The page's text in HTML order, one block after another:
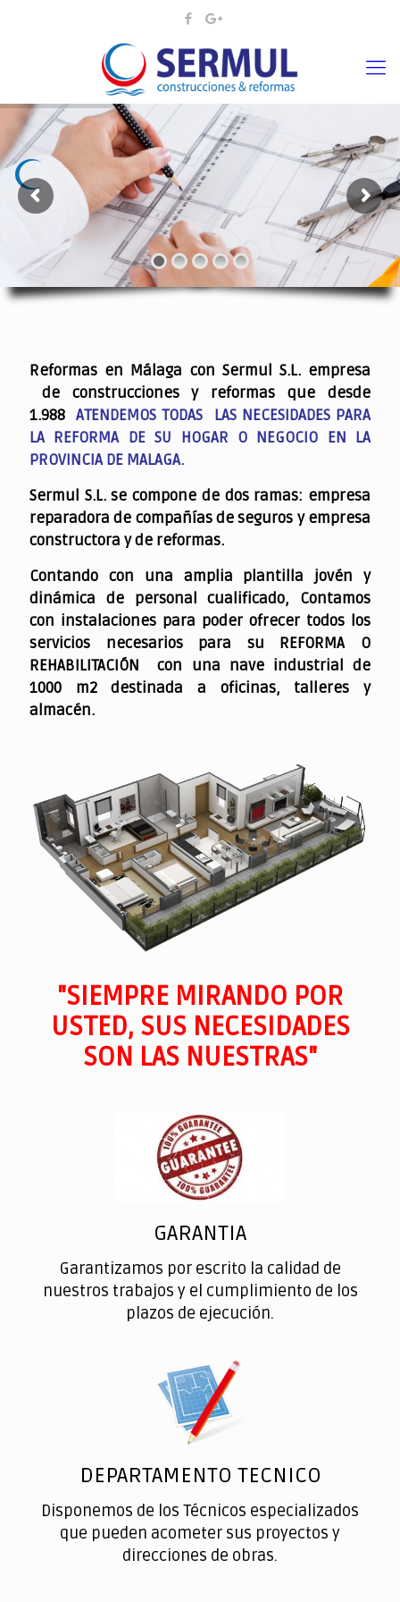
¡¡DAMOS VIDA A SUS
Reformas en Málaga con Sermul S.L. empresa
de construcciones y reformas que desde
1.988ATENDEMOS TODAS LAS NECESIDADES PARA
LA REFORMA DE SU HOGAR O NEGOCIO EN LA
PROVINCIA DE MALAGA.
Sermul S.L. se compone de dos ramas: empresa
reparadora de compañías de seguros y empresa
constructora y de reformas.
Contando con una amplia plantilla jovén y
dinámica de personal cualificado, Contamos
con instalaciones para poder ofrecer todos los
servicios necesarios para su REFORMA O
REHABILITACIÓN con una nave industrial de
1000 m2 destinada a oficinas, talleres y
almacén.
"SIEMPRE MIRANDO POR
USTED, SUS NECESIDADES
SON LAS NUESTRAS"
GARANTIA
Garantizamos por escrito la calidad de
nuestros trabajos y el cumplimiento de los
plazos de ejecución.
DEPARTAMENTO TECNICO
Disponemos de los Técnicos especializados
que pueden acometer sus proyectos y
direcciones de obras.